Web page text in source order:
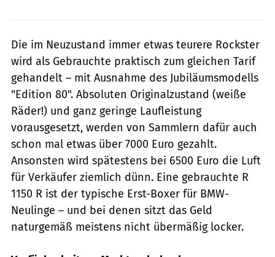
Die im Neuzustand immer etwas teurere Rockster
wird als Gebrauchte praktisch zum gleichen Tarif
gehandelt – mit Ausnahme des Jubiläumsmodells
"Edition 80". Absoluten Originalzustand (weiße
Räder!) und ganz geringe Laufleistung
vorausgesetzt, werden von Sammlern dafür auch
schon mal etwas über 7000 Euro gezahlt.
Ansonsten wird spätestens bei 6500 Euro die Luft
für Verkäufer ziemlich dünn. Eine gebrauchte R
1150 R ist der typische Erst-Boxer für BMW-
Neulinge – und bei denen sitzt das Geld
naturgemäß meistens nicht übermäßig locker.